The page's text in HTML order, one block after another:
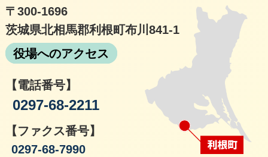
〒300-1696
茨城県北相馬郡利根町布川841-1
役場へのアクセス
【電話番号】
0297-68-2211
【ファクス番号】
0297-68-7990